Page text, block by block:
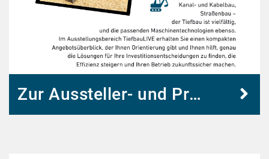
Zur Aussteller- und Produktsuche